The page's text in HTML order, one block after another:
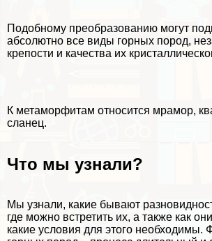
Подобному преобразованию могут
абсолютно все виды горных пород,
крепости и качества их
К метаморфитам относится мрамор,
сланец.
Что мы узнали?
Мы узнали, какие бывают
где можно встретить их, а также как
какие условия для этого необходимы.